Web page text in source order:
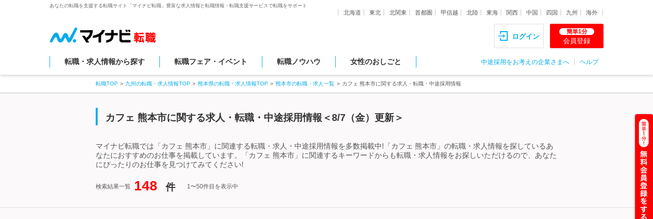
あなたの転職を支援する転職サイト「マイナビ転職」豊富な求人情報と転職情報・転職支援サービスで転職をサポート
北海道 東北 北関東 首都圏 甲信越 北陸 東海 関西 中国 四国 九州 海外
ログイン
簡単1分
会員登録
転職・求人情報から探す 転職フェア・イベント 転職ノウハウ 女性のおしごと 中途採用をお考えの企業さまへ ヘルプ
転職TOP 九州の転職・求人情報TOP 熊本県の転職・求人情報TOP 熊本市の転職・求人一覧 カフェ 熊本市に関する求人・転職・中途採用情報
カフェ 熊本市に関する求人・転職・中途採用情報＜8/7（金）更新＞
マイナビ転職では「カフェ 熊本市」に関連する転職・求人・中途採用情報を多数掲載中!「カフェ 熊本市」の転職・求人情報を探しているあ
なたにおすすめのお仕事を掲載しています。「カフェ 熊本市」に関連するキーワードからも転職・求人情報をお探しいただけるので、あなた
にぴったりのお仕事を見つけてみてください!
検索結果一覧 148 件 1〜50件目を表示中